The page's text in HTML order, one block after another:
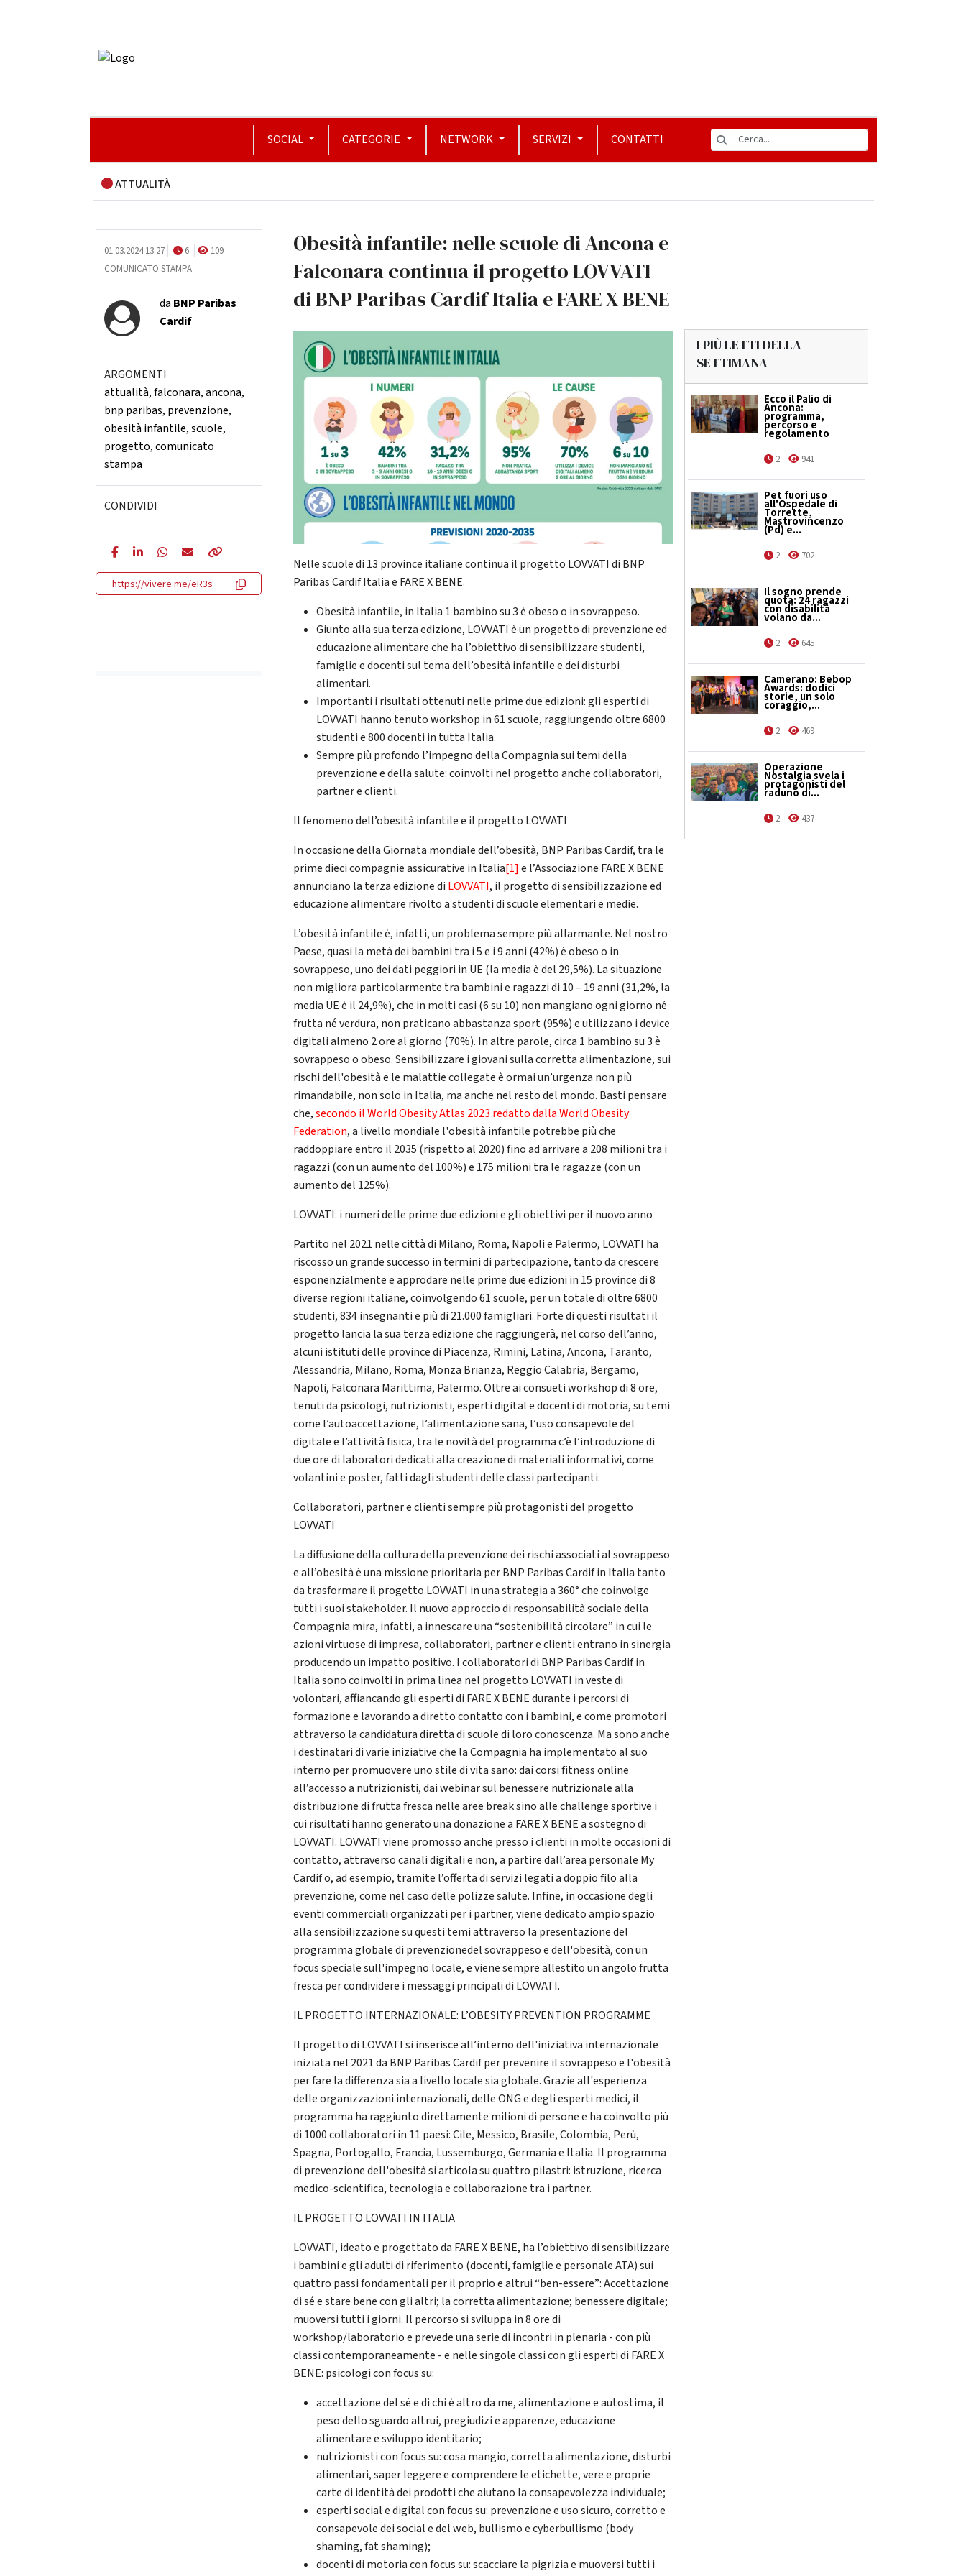
SOCIAL CATEGORIE NETWORK SERVIZI CONTATTI
ATTUALITÀ
01.03.2024 13:27 6
109
COMUNICATO STAMPA
da BNP Paribas
Cardif
ARGOMENTI
attualità,falconara,ancona,
bnp paribas, prevenzione,
obesità infantile,scuole,
progetto,comunicato
stampa
CONDIVIDI
https://vivere.me/eR3s
Obesità infantile: nelle scuole di Ancona e
Falconara continua il progetto LOVVATI
di BNP Paribas Cardif Italia e FARE X BENE
Nelle scuole di 13 province italiane continua il progetto LOVVATI di BNP
Paribas Cardif Italia e FARE X BENE.
Obesità infantile, in Italia 1 bambino su 3 è obeso o in sovrappeso.
Giunto alla sua terza edizione, LOVVATI è un progetto di prevenzione ed
educazione alimentare che ha l’obiettivo di sensibilizzare studenti,
famiglie e docenti sul tema dell’obesità infantile e dei disturbi
alimentari.
Importanti i risultati ottenuti nelle prime due edizioni: gli esperti di
LOVVATI hanno tenuto workshop in 61 scuole, raggiungendo oltre 6800
studenti e 800 docenti in tutta Italia.
Sempre più profondo l’impegno della Compagnia sui temi della
prevenzione e della salute: coinvolti nel progetto anche collaboratori,
partner e clienti.
Il fenomeno dell’obesità infantile e il progetto LOVVATI
In occasione della Giornata mondiale dell’obesità, BNP Paribas Cardif, tra le
prime dieci compagnie assicurative in Italia[1]e l’Associazione FARE X BENE
annunciano la terza edizione di LOVVATI, il progetto di sensibilizzazione ed
educazione alimentare rivolto a studenti di scuole elementari e medie.
L’obesità infantile è, infatti, un problema sempre più allarmante. Nel nostro
Paese, quasi la metà dei bambini tra i 5 e i 9 anni (42%) è obeso o in
sovrappeso, uno dei dati peggiori in UE (la media è del 29,5%). La situazione
non migliora particolarmente tra bambini e ragazzi di 10 – 19 anni (31,2%, la
media UE è il 24,9%), che in molti casi (6 su 10) non mangiano ogni giorno né
frutta né verdura, non praticano abbastanza sport (95%) e utilizzano i device
digitali almeno 2 ore al giorno (70%). In altre parole, circa 1 bambino su 3 è
sovrappeso o obeso. Sensibilizzare i giovani sulla corretta alimentazione, sui
rischi dell'obesità e le malattie collegate è ormai un’urgenza non più
rimandabile, non solo in Italia, ma anche nel resto del mondo. Basti pensare
che,secondo il World Obesity Atlas 2023 redatto dalla World Obesity
Federation, a livello mondiale l'obesità infantile potrebbe più che
raddoppiare entro il 2035 (rispetto al 2020) fino ad arrivare a 208 milioni tra i
ragazzi (con un aumento del 100%) e 175 milioni tra le ragazze (con un
aumento del 125%).
LOVVATI: i numeri delle prime due edizioni e gli obiettivi per il nuovo anno
Partito nel 2021 nelle città di Milano, Roma, Napoli e Palermo, LOVVATI ha
riscosso un grande successo in termini di partecipazione, tanto da crescere
esponenzialmente e approdare nelle prime due edizioni in 15 province di 8
diverse regioni italiane, coinvolgendo 61 scuole, per un totale di oltre 6800
studenti, 834 insegnanti e più di 21.000 famigliari. Forte di questi risultati il
progetto lancia la sua terza edizione che raggiungerà, nel corso dell’anno,
alcuni istituti delle province di Piacenza, Rimini, Latina, Ancona, Taranto,
Alessandria, Milano, Roma, Monza Brianza, Reggio Calabria, Bergamo,
Napoli, Falconara Marittima, Palermo. Oltre ai consueti workshop di 8 ore,
tenuti da psicologi, nutrizionisti, esperti digital e docenti di motoria, su temi
come l’autoaccettazione, l’alimentazione sana, l’uso consapevole del
digitale e l’attività fisica, tra le novità del programma c’è l’introduzione di
due ore di laboratori dedicati alla creazione di materiali informativi, come
volantini e poster, fatti dagli studenti delle classi partecipanti.
Collaboratori, partner e clienti sempre più protagonisti del progetto
LOVVATI
La diffusione della cultura della prevenzione dei rischi associati al sovrappeso
e all’obesità è una missione prioritaria per BNP Paribas Cardif in Italia tanto
da trasformare il progetto LOVVATI in una strategia a 360° che coinvolge
tutti i suoi stakeholder. Il nuovo approccio di responsabilità sociale della
Compagnia mira, infatti, a innescare una “sostenibilità circolare” in cui le
azioni virtuose di impresa, collaboratori, partner e clienti entrano in sinergia
producendo un impatto positivo. I collaboratori di BNP Paribas Cardif in
Italia sono coinvolti in prima linea nel progetto LOVVATI in veste di
volontari, affiancando gli esperti di FARE X BENE durante i percorsi di
formazione e lavorando a diretto contatto con i bambini, e come promotori
attraverso la candidatura diretta di scuole di loro conoscenza. Ma sono anche
i destinatari di varie iniziative che la Compagnia ha implementato al suo
interno per promuovere uno stile di vita sano: dai corsi fitness online
all’accesso a nutrizionisti, dai webinar sul benessere nutrizionale alla
distribuzione di frutta fresca nelle aree break sino alle challenge sportive i
cui risultati hanno generato una donazione a FARE X BENE a sostegno di
LOVVATI. LOVVATI viene promosso anche presso i clienti in molte occasioni di
contatto, attraverso canali digitali e non, a partire dall’area personale My
Cardif o, ad esempio, tramite l’offerta di servizi legati a doppio filo alla
prevenzione, come nel caso delle polizze salute. Infine, in occasione degli
eventi commerciali organizzati per i partner, viene dedicato ampio spazio
alla sensibilizzazione su questi temi attraverso la presentazione del
programma globale di prevenzionedel sovrappeso e dell'obesità, con un
focus speciale sull'impegno locale, e viene sempre allestito un angolo frutta
fresca per condividere i messaggi principali di LOVVATI.
IL PROGETTO INTERNAZIONALE: L’OBESITY PREVENTION PROGRAMME
Il progetto di LOVVATI si inserisce all’interno dell'iniziativa internazionale
iniziata nel 2021 da BNP Paribas Cardif per prevenire il sovrappeso e l'obesità
per fare la differenza sia a livello locale sia globale. Grazie all'esperienza
delle organizzazioni internazionali, delle ONG e degli esperti medici, il
programma ha raggiunto direttamente milioni di persone e ha coinvolto più
di 1000 collaboratori in 11 paesi: Cile, Messico, Brasile, Colombia, Perù,
Spagna, Portogallo, Francia, Lussemburgo, Germania e Italia. Il programma
di prevenzione dell'obesità si articola su quattro pilastri: istruzione, ricerca
medico-scientifica, tecnologia e collaborazione tra i partner.
IL PROGETTO LOVVATI IN ITALIA
LOVVATI, ideato e progettato da FARE X BENE, ha l’obiettivo di sensibilizzare
i bambini e gli adulti di riferimento (docenti, famiglie e personale ATA) sui
quattro passi fondamentali per il proprio e altrui “ben-essere”: Accettazione
di sé e stare bene con gli altri; la corretta alimentazione; benessere digitale;
muoversi tutti i giorni. Il percorso si sviluppa in 8 ore di
workshop/laboratorio e prevede una serie di incontri in plenaria - con più
classi contemporaneamente - e nelle singole classi con gli esperti di FARE X
BENE: psicologi con focus su:
accettazione del sé e di chi è altro da me, alimentazione e autostima, il
peso dello sguardo altrui, pregiudizi e apparenze, educazione
alimentare e sviluppo identitario;
nutrizionisti con focus su: cosa mangio, corretta alimentazione, disturbi
alimentari, saper leggere e comprendere le etichette, vere e proprie
carte di identità dei prodotti che aiutano la consapevolezza individuale;
esperti social e digital con focus su: prevenzione e uso sicuro, corretto e
consapevole dei social e del web, bullismo e cyberbullismo (body
shaming, fat shaming);
docenti di motoria con focus su: scacciare la pigrizia e muoversi tutti i
I PIÙ LETTI DELLA
SETTIMANA
Ecco il Palio di
Ancona:
programma,
percorso e
regolamento
2 941
Pet fuori uso
all'Ospedale di
Torrette,
Mastrovincenzo
(Pd) e...
2 702
Il sogno prende
quota: 24 ragazzi
con disabilità
volano da...
2 645
Camerano: Bebop
Awards: dodici
storie, un solo
coraggio,...
2 469
Operazione
Nostalgia svela i
protagonisti del
raduno di...
2 437